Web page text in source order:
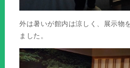
外は暑いが館内は涼しく、展示物
ました。